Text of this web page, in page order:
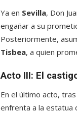
Ya en Sevilla, Don
engañar a su
Posteriormente,
Tisbea, a quien
Acto III: El
En el último acto,
enfrenta a la estatua